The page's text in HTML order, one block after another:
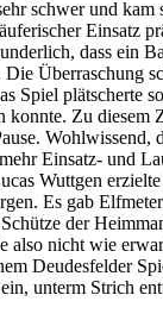
schwer und
Einsatz
dass ein
Überraschung
Spiel plätscherte
Zu diesem
Einsatz- und
Wuttgen
Es gab
der
also nicht wie
Deudesfelder
unterm Strich